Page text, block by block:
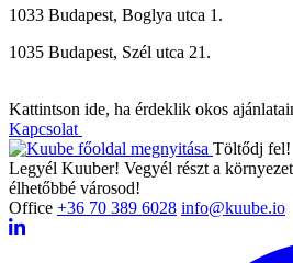
1033 Budapest, Boglya utca 1.
1035 Budapest, Szél utca 21.
Kattintson ide, ha érdeklik okos ajánlatai
Kapcsolat
Töltődj fel!
Legyél Kuuber! Vegyél részt a
élhetőbbé városod!
Office +36 70 389 6028 info@kuube.io